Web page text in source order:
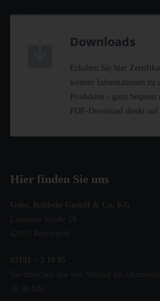
Downloads
Erhalten Sie hier
weitere Informationen zu
Produkten - ganz
PDF-Download direkt auf
Hier finden Sie uns